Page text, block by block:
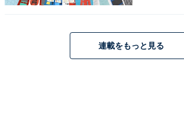
連載をもっと見る